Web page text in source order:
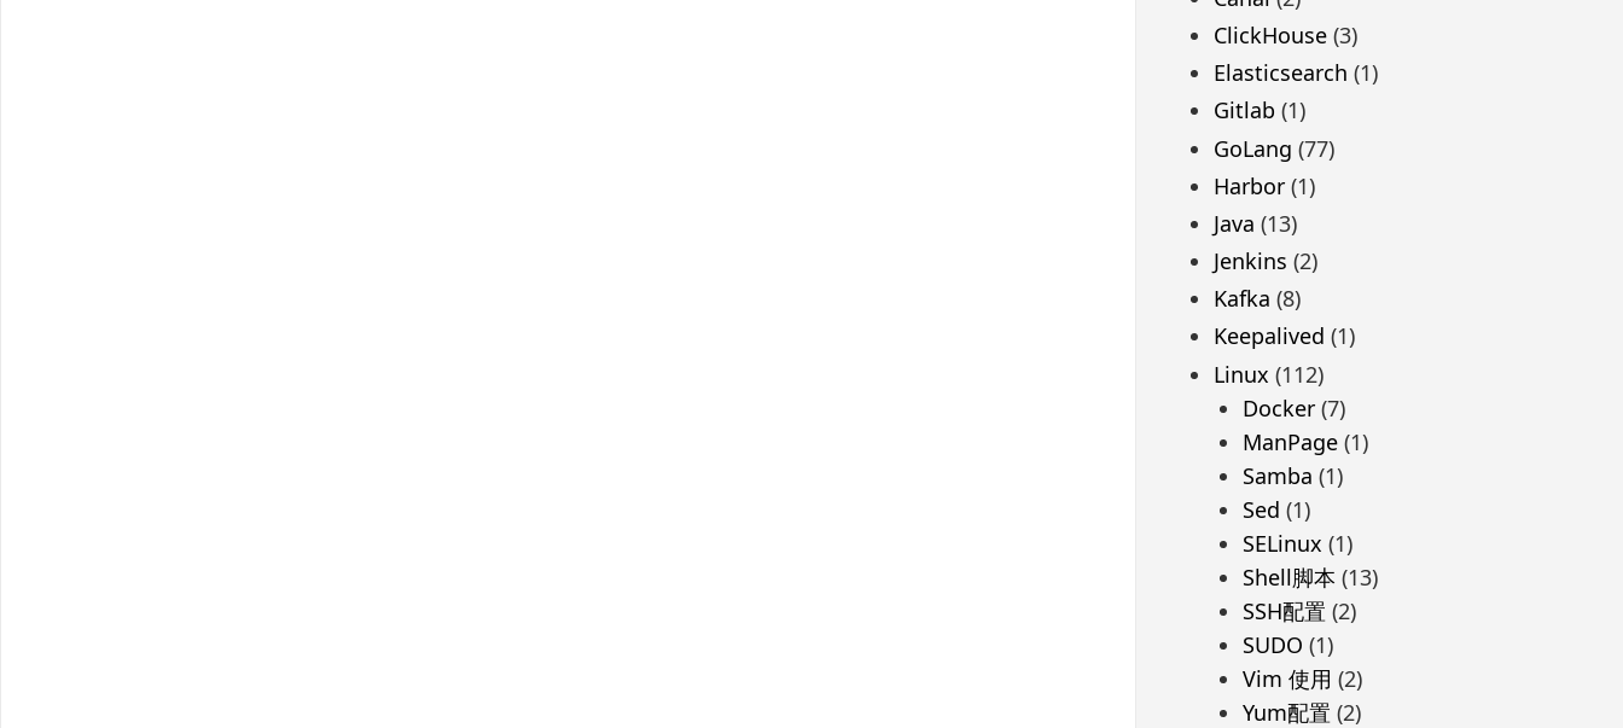
ClickHouse(3)
Elasticsearch (1)
Gitlab (1)
GoLang (77)
Harbor(1)
Java (13)
Jenkins (2)
Kafka (8)
Keepalived (1)
Linux (112)
Docker(7)
ManPage(1)
Samba (1)
Sed (1)
SELinux (1)
Shell脚本 (13)
SSH配置 (2)
SUDO (1)
Vim 使用 (2)
Yum配置 (2)